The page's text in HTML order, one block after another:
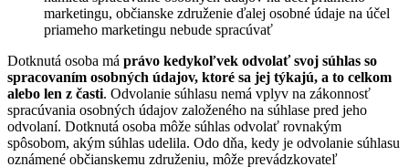
marketingu, občianske združenie ďalej osobné údaje na účel
priameho marketingu nebude spracúvať
Dotknutá osoba má právo kedykoľvek odvolať svoj súhlas so
spracovaním osobných údajov, ktoré sa jej týkajú, a to celkom
alebo len z časti. Odvolanie súhlasu nemá vplyv na zákonnosť
spracúvania osobných údajov založeného na súhlase pred jeho
odvolaní. Dotknutá osoba môže súhlas odvolať rovnakým
spôsobom, akým súhlas udelila. Odo dňa, kedy je odvolanie súhlasu
oznámené občianskemu združeniu, môže prevádzkovateľ